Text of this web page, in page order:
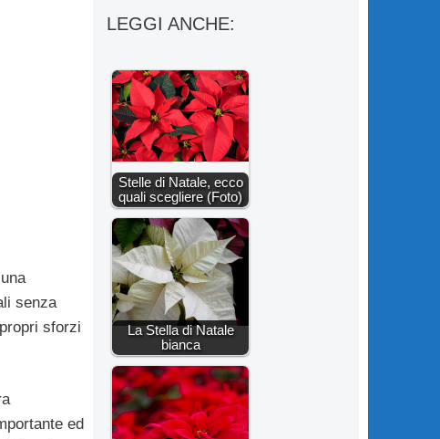
senza
sforzi
ed
LEGGI ANCHE:
Stelle di Natale, ecco
quali scegliere (Foto)
La Stella di Natale
bianca